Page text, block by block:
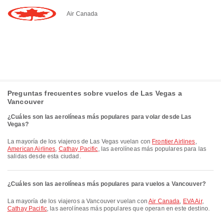
Air Canada
Preguntas frecuentes sobre vuelos de Las Vegas a
Vancouver
¿Cuáles son las aerolíneas más populares para volar desde Las
Vegas?
La mayoría de los viajeros de Las Vegas vuelan con Frontier Airlines,
American Airlines, Cathay Pacific, las aerolíneas más populares para las
salidas desde esta ciudad.
¿Cuáles son las aerolíneas más populares para vuelos a Vancouver?
La mayoría de los viajeros a Vancouver vuelan conAir Canada, EVA Air,
Cathay Pacific, las aerolíneas más populares que operan en este destino.